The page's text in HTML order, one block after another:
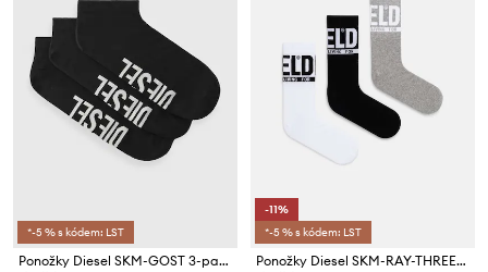
*-5 % s kódem: LST
Ponožky Diesel SKM-GOST 3-pack
-11%
*-5 % s kódem: LST
Ponožky Diesel SKM-RAY-THREEPACK 3-pack